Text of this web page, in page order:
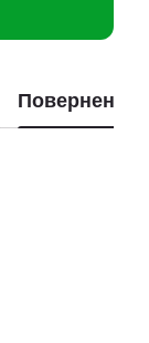
Повернення